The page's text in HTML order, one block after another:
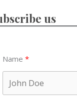
us
Name